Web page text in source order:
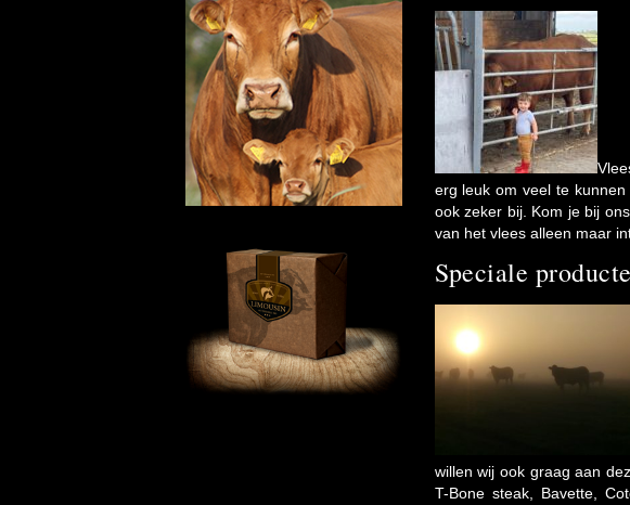
erg leuk om veel te
ook zeker bij. Kom je bij
van het vlees alleen maar
Speciale
willen wij ook graag aan
T-Bone steak, Bavette,